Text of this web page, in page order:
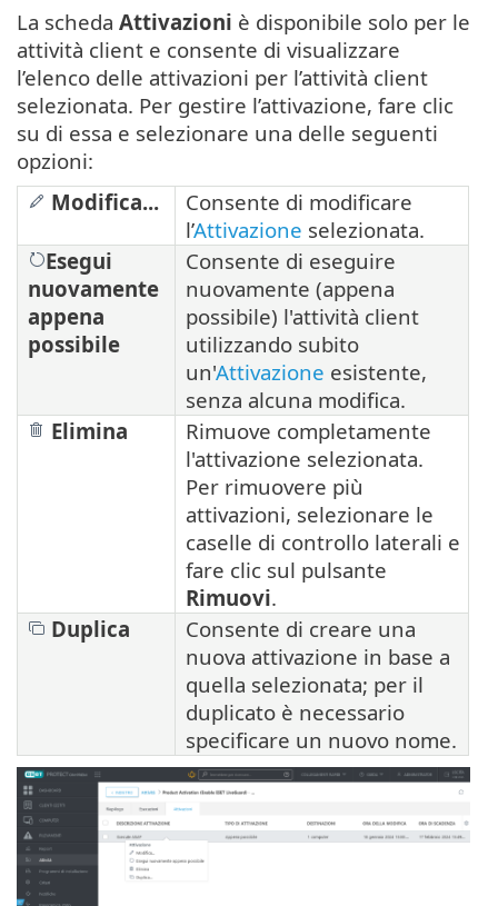
La scheda Attivazioni è disponibile solo per le
attività client e consente di visualizzare
l’elenco delle attivazioni per l’attività client
selezionata. Per gestire l’attivazione, fare clic
su di essa e selezionare una delle seguenti
opzioni:
Modifica...
Consente di modificare
l’Attivazione selezionata.
Esegui
nuovamente
appena
possibile
Consente di eseguire
nuovamente (appena
possibile) l'attività client
utilizzando subito
un'Attivazione esistente,
senza alcuna modifica.
Elimina
Rimuove completamente
l'attivazione selezionata.
Per rimuovere più
attivazioni, selezionare le
caselle di controllo laterali e
fare clic sul pulsante
Rimuovi.
Duplica
Consente di creare una
nuova attivazione in base a
quella selezionata; per il
duplicato è necessario
specificare un nuovo nome.